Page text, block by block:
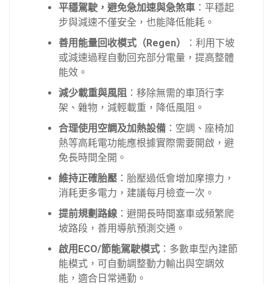
平穩駕駛，避免急加速與急煞車 ：平穩起
步與減速不僅安全，也能降低能耗。
善用能量回收模式（Regen）
：利用下坡
或減速過程自動回充部分電量，提高整體
能效。
減少載重與風阻 ：移除無需的車頂行李
架、雜物，減輕載重，降低風阻。
合理使用空調及加熱設備 ：空調、座椅加
熱等高耗電功能應根據實際需要開啟，避
免長時間全開。
維持正確胎壓 ：胎壓過低會增加摩擦力，
消耗更多電力，建議每月檢查一次。
提前規劃路線 ：避開長時間塞車或頻繁爬
坡路段，善用導航預測交通。
啟用ECO/節能駕駛模式 ：多數車型內建節
能模式，可自動調整動力輸出與空調效
能，適合日常通勤。